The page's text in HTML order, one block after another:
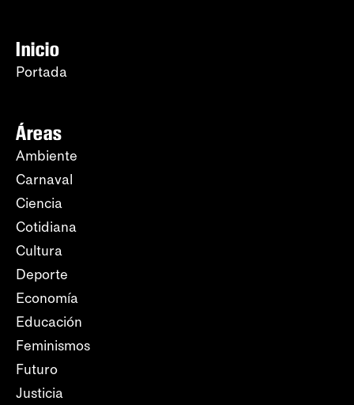
Inicio
Portada
Áreas
Ambiente
Carnaval
Ciencia
Cotidiana
Cultura
Deporte
Economía
Educación
Feminismos
Futuro
Justicia